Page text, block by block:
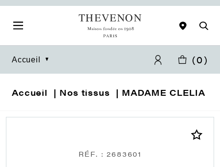
Accueil (0)
Accueil Nos tissus MADAME CLELIA
RÉF. : 2683601